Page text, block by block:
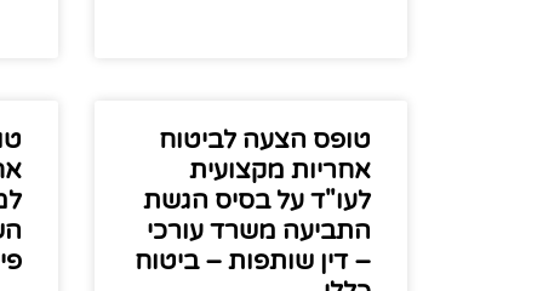
טופס הצעה לביטוח
אחריות מקצועית
לעו"ד על בסיס הגשת
התביעה משרד עורכי
– דין שותפות – ביטוח